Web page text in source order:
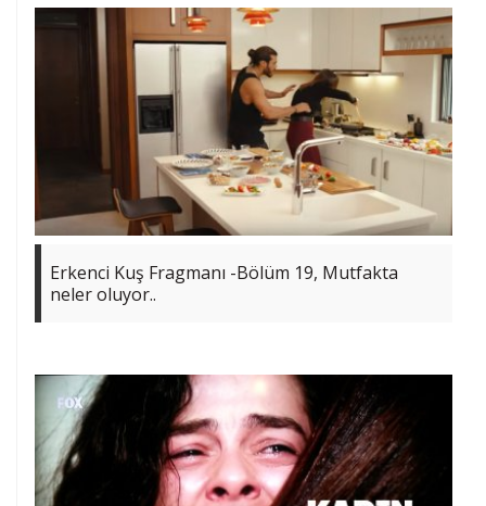
Erkenci Kuş Fragmanı -Bölüm 19, Mutfakta
neler oluyor..